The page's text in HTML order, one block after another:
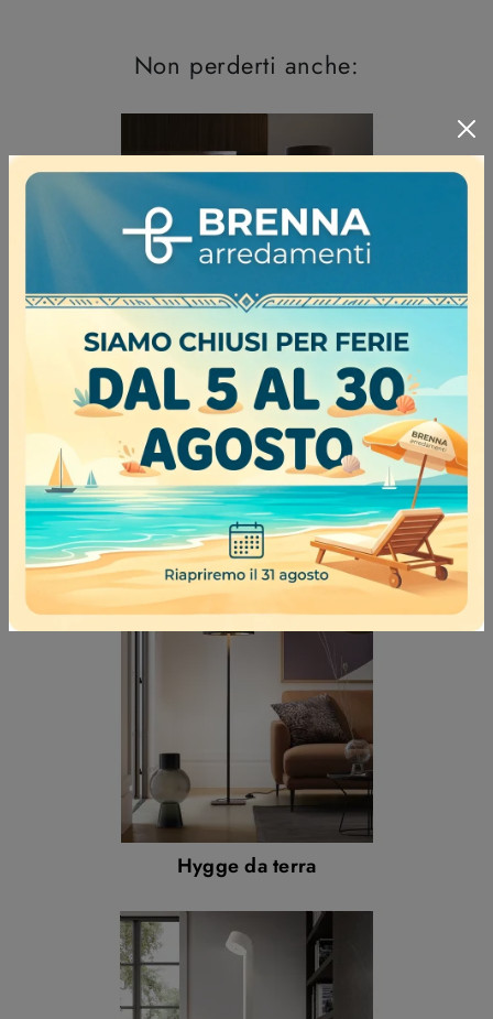
Non perderti anche:
Willowy da terra
Hygge da terra